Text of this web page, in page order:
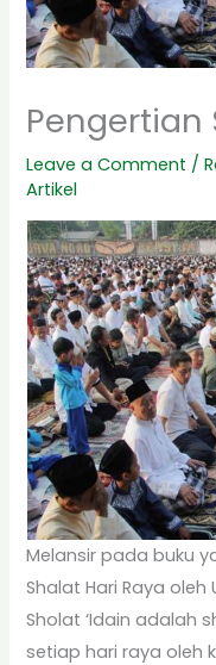
Pengertian
Leave a Comment /
Artikel
Melansir pada buku
Shalat Hari Raya oleh
Sholat ‘Idain adalah
setiap hari raya oleh